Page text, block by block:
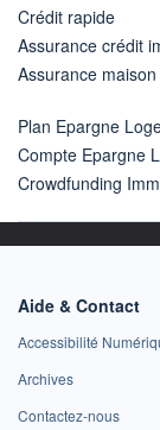
Crédit rapide
Assurance crédit
Assurance maison
Plan Epargne
Compte Epargne
Crowdfunding
Aide & Contact
Accessibilité
Archives
Contactez-nous